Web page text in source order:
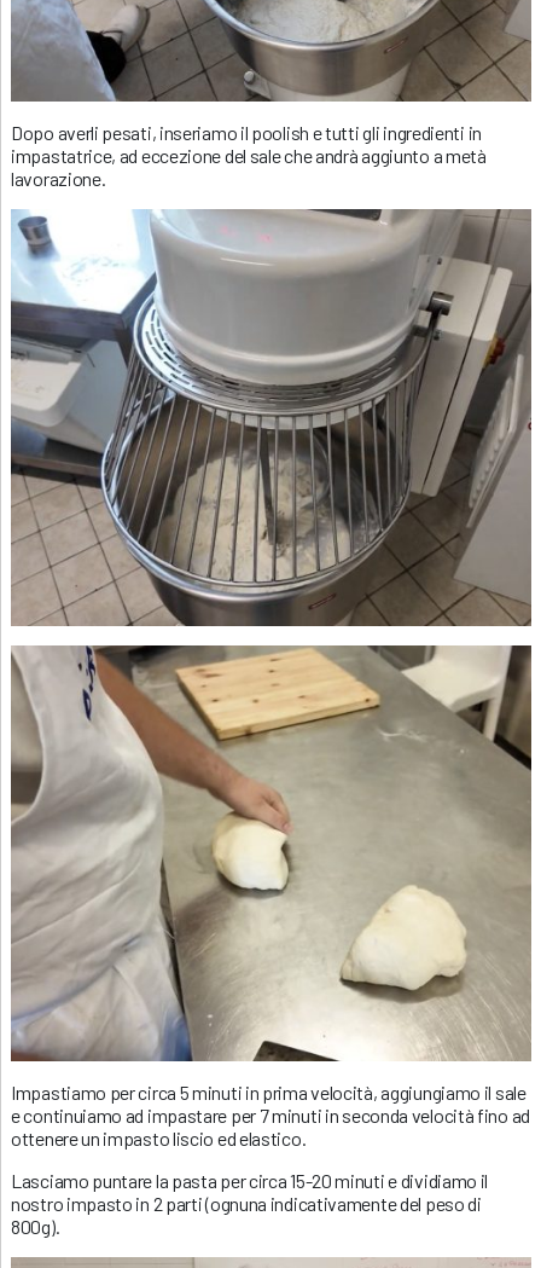
Dopo averli pesati, inseriamo il poolish e tutti gli ingredienti in
impastatrice, ad eccezione del sale che andrà aggiunto a metà
lavorazione.
Impastiamo per circa 5 minuti in prima velocità, aggiungiamo il sale
e continuiamo ad impastare per 7 minuti in seconda velocità fino ad
ottenere un impasto liscio ed elastico.
Lasciamo puntare la pasta per circa 15-20 minuti e dividiamo il
nostro impasto in 2 parti (ognuna indicativamente del peso di
800g).